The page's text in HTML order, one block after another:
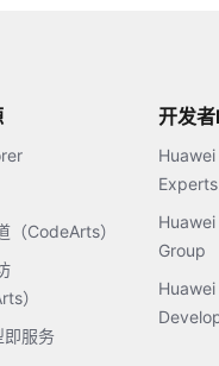
（CodeArts）
）
即服务
开发
Experts
Group